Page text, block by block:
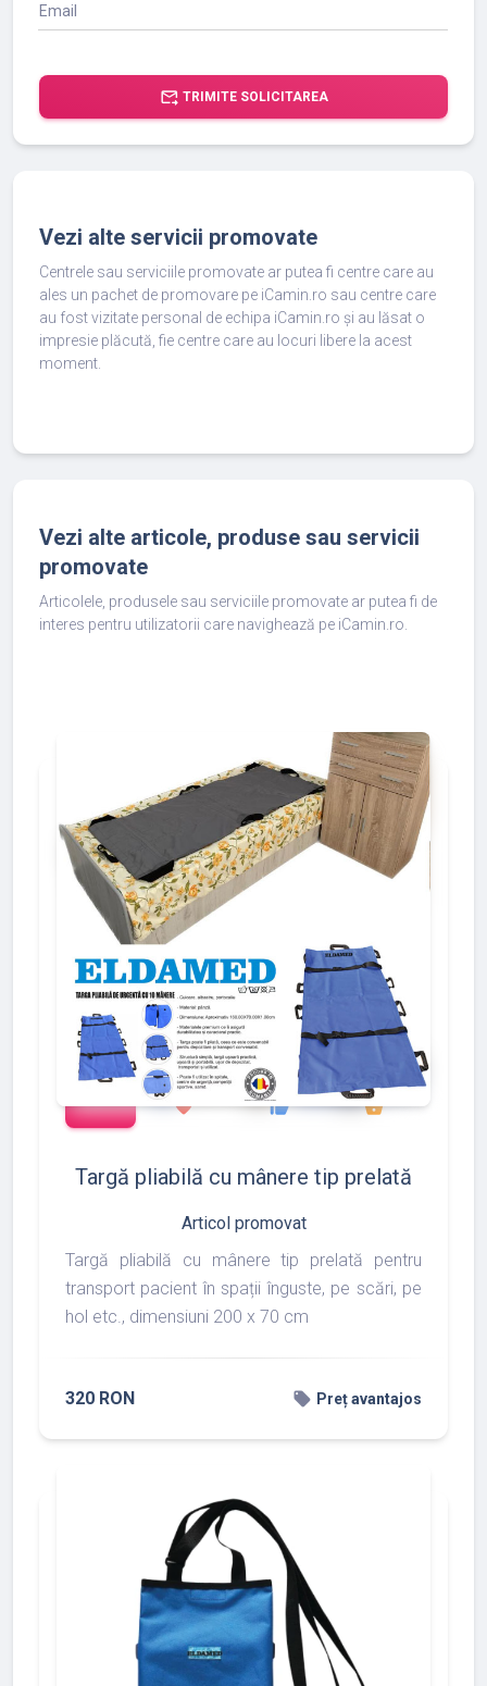
Email
forward_to_inbox TRIMITE SOLICITAREA
Vezi alte servicii promovate
Centrele sau serviciile promovate ar putea fi centre care au
ales un pachet de promovare pe iCamin.ro sau centre care
au fost vizitate personal de echipa iCamin.ro și au lăsat o
impresie plăcută, fie centre care au locuri libere la acest
moment.
Vezi alte articole, produse sau servicii
promovate
Articolele, produsele sau serviciile promovate ar putea fi de
interes pentru utilizatorii care navighează pe iCamin.ro.
add_shopping_cart 288
favorite thumb_up
783
shopping_basket
Targă pliabilă cu mânere tip prelată
Articol promovat
Targă pliabilă cu mânere tip prelată pentru
transport pacient în spații înguste, pe scări, pe
hol etc., dimensiuni 200 x 70 cm
320 RON local_offer Preț avantajos